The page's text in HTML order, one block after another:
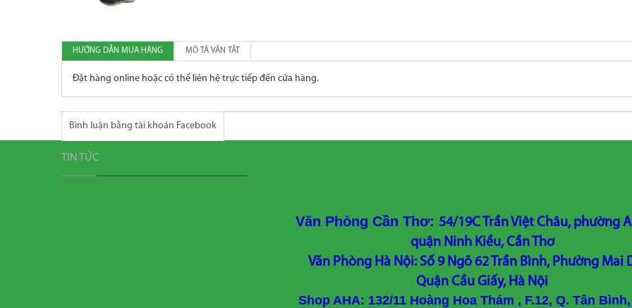
HƯỚNG DẪN MUA HÀNG MÔ TẢ VẮN TẮT
Đặt hàng online hoặc có thể liên hệ trực tiếp đến cửa hàng.
Bình luận bằng tài khoản Facebook
TIN TỨC
Văn Phòng Cần Thơ: 54/19C Trần Việt Châu, phường
quận Ninh Kiều, Cần Thơ
Văn Phòng Hà Nội: Số 9 Ngõ 62 Trần Bình, Phường Mai
Quận Cầu Giấy, Hà Nội
Shop AHA: 132/11 Hoàng Hoa Thám , F.12, Q. Tân